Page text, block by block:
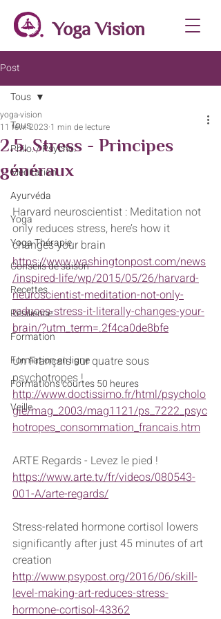
Yoga Vision
Post
Tous
Philo. / Psycho.
Méditation
Ayurvéda
Yoga
Yoga Thérapie
Conseils de saison
Recettes
Résilience
Formation
Formation en ligne
Formations courtes 50 heures
Veille
Tous
2.5. Stress - Principes
généraux
yoga-vision
11 févr. 2023 1 min de lecture
Harvard neuroscientist : Meditation not
only reduces stress, here’s how it
changes your brain
https://www.washingtonpost.com/news
/inspired-life/wp/2015/05/26/harvard-
neuroscientist-meditation-not-only-
reduces-stress-it-literally-changes-your-
brain/?utm_term=.2f4ca0de8bfe
Un Français sur quatre sous
psychotropes !
http://www.doctissimo.fr/html/psycholo
gie/mag_2003/mag1121/ps_7222_psyc
hotropes_consommation_francais.htm
ARTE Regards - Levez le pied !
https://www.arte.tv/fr/videos/080543-
001-A/arte-regards/
Stress-related hormone cortisol lowers
significantly after just 45 minutes of art
creation
http://www.psypost.org/2016/06/skill-
level-making-art-reduces-stress-
hormone-cortisol-43362